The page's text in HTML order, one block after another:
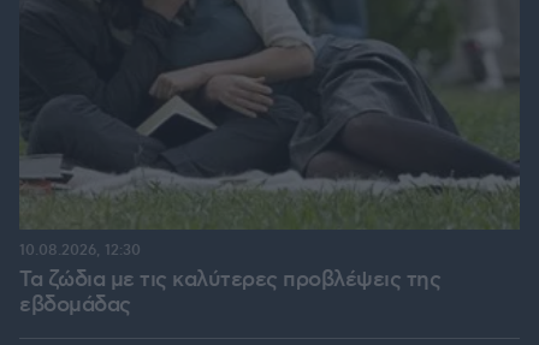
Τα ζώδια με τις καλύτερες προβλέψεις της
εβδομάδας
10.08.2026, 12:30